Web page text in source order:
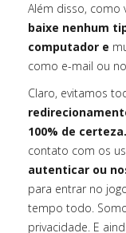
Além disso, como
baixe nenhum
computador e
como e-mail ou
Claro, evitamos
100% de certeza.
contato com os
autenticar ou
para entrar no
tempo todo.
privacidade. E